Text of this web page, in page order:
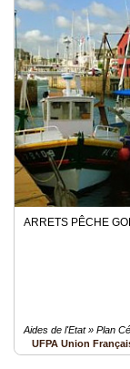
ARRETS PÊCHE
Aides de l'Etat » Plan
UFPA Union